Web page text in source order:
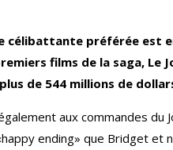
célibattante préférée est
films de la saga, Le
de 544 millions de
aux commandes
ending» que Bridget